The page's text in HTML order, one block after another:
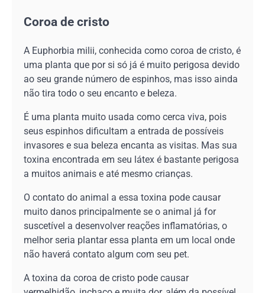
Coroa de cristo
A Euphorbia milii, conhecida como coroa de cristo, é
uma planta que por si só já é muito perigosa devido
ao seu grande número de espinhos, mas isso ainda
não tira todo o seu encanto e beleza.
É uma planta muito usada como cerca viva, pois
seus espinhos dificultam a entrada de possíveis
invasores e sua beleza encanta as visitas. Mas sua
toxina encontrada em seu látex é bastante perigosa
a muitos animais e até mesmo crianças.
O contato do animal a essa toxina pode causar
muito danos principalmente se o animal já for
suscetível a desenvolver reações inflamatórias, o
melhor seria plantar essa planta em um local onde
não haverá contato algum com seu pet.
A toxina da coroa de cristo pode causar